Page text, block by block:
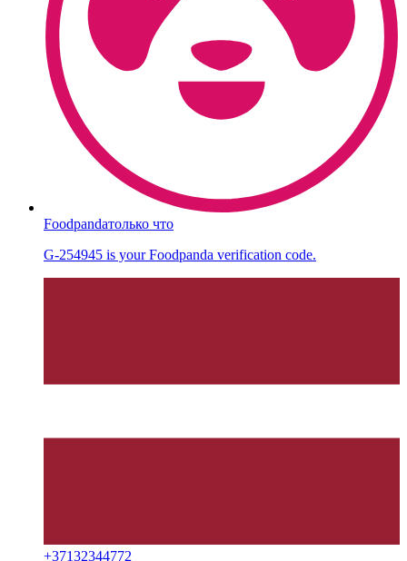
Foodpandaтолько что
G-254945 is your Foodpanda verification code.
+37132344772